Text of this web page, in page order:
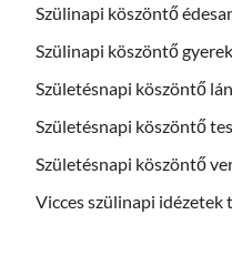
Szülinapi köszöntő
Szülinapi köszöntő
Születésnapi köszöntő
Születésnapi köszöntő
Születésnapi köszöntő
Vicces szülinapi idézetek